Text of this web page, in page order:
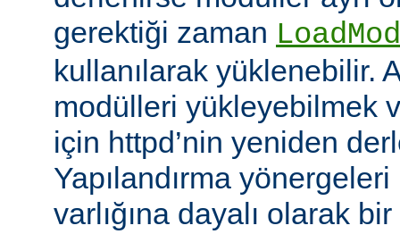
gerektiği zaman
kullanılarak yüklenebilir.
modülleri yükleyebilmek
için httpd’nin yeniden
Yapılandırma
varlığına dayalı olarak bir